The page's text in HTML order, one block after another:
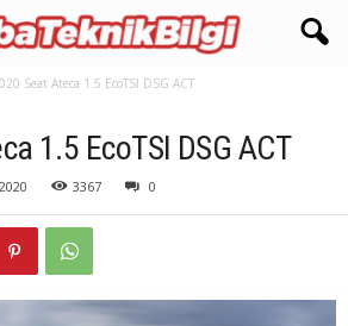
Seat Ateca 1.5 EcoTSI DSG ACT
1.5 EcoTSI DSG ACT
3367 0